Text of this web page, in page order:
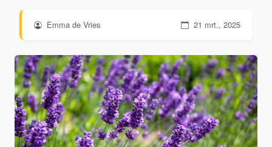
Emma de Vries 21 mrt., 2025